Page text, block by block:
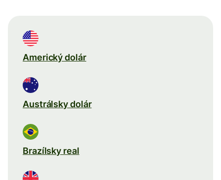
Americký dolár
Austrálsky dolár
Brazílsky real